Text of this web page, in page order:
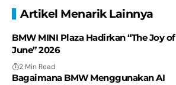
Artikel Menarik Lainnya
BMW MINI Plaza Hadirkan “The Joy of
June” 2026
2 Min Read
Bagaimana BMW Menggunakan AI